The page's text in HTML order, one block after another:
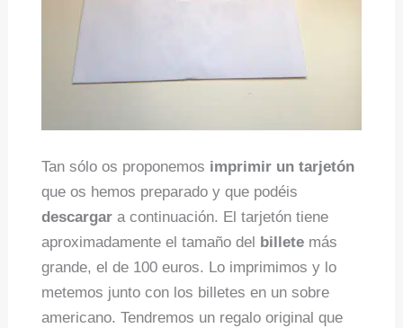
Tan sólo os proponemos imprimir un tarjetón
que os hemos preparado y que podéis
descargara continuación. El tarjetón tiene
aproximadamente el tamaño del
billetemás
grande, el de 100 euros. Lo imprimimos y lo
metemos junto con los billetes en un sobre
americano. Tendremos un regalo original que